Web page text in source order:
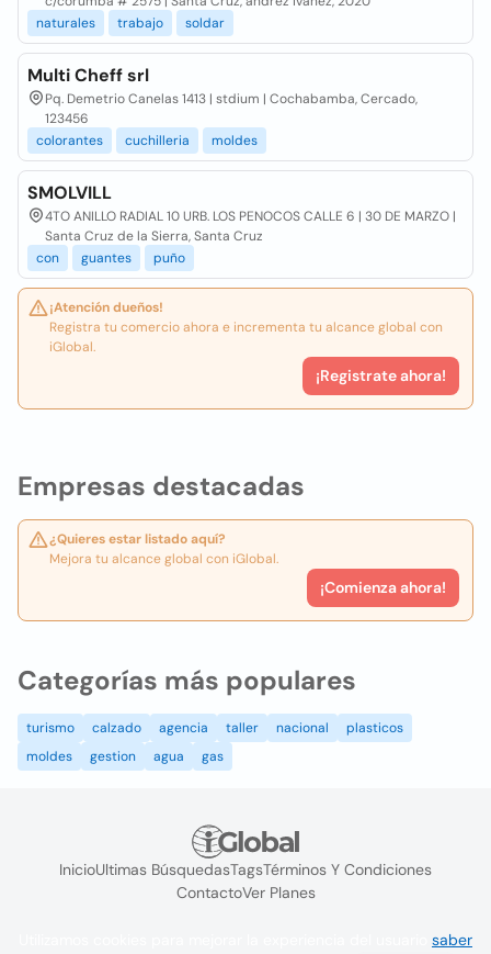
Empresas destacadas
¿Quieres estar listado aquí?
Mejora tu alcance global con iGlobal.
¡Comienza ahora!
naturales
trabajo soldar
Multi Cheff srl
Pq. Demetrio Canelas 1413 | stdium | Cochabamba, Cercado,
123456
colorantes
cuchilleria moldes
SMOLVILL
4TO ANILLO RADIAL 10 URB. LOS PENOCOS CALLE 6 | 30 DE MARZO |
Santa Cruz de la Sierra, Santa Cruz
con
guantes puño
¡Atención dueños!
Registra tu comercio ahora e incrementa tu alcance global con
iGlobal.
¡Registrate ahora!
Categorías más populares
turismo calzado agencia taller nacional
plasticos
moldes
gestion agua gas
InicioUltimas BúsquedasTagsTérminos Y Condiciones
ContactoVer Planes
saber